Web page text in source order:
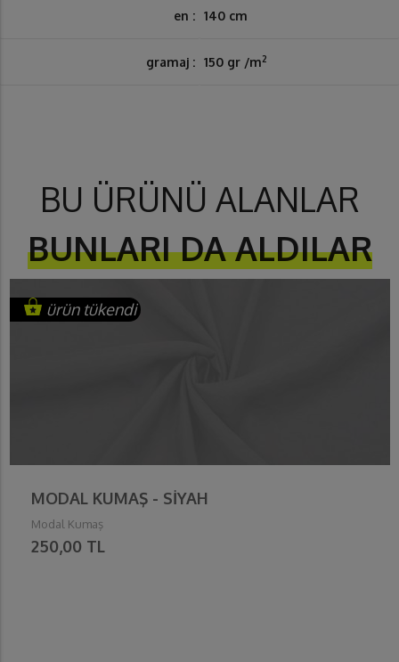
en : 140 cm
gramaj : 150 gr /m2
BU ÜRÜNÜ ALANLAR
BUNLARI DA ALDILAR
ürün tükendi
MODAL KUMAŞ - SİYAH
Modal Kumaş
250,00 TL